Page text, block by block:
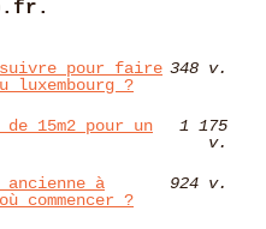
suivre pour faire
luxembourg ?
348 v.
15m2 pour un
1 175
v.
ancienne à
commencer ?
924 v.